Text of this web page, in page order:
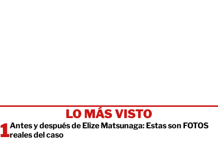
LO MÁS VISTO
Antes y después de Elize Matsunaga: Estas son FOTOS
reales del caso